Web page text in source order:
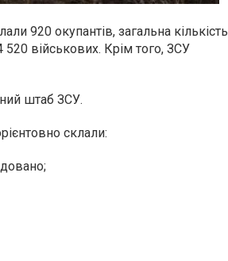
920 окупантів, загальна кількість
520 військових. Крім того, ЗСУ
штаб ЗСУ.
склали: